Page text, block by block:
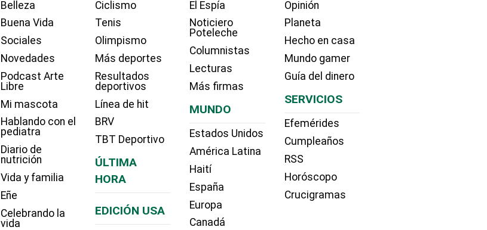
Belleza
Buena Vida
Sociales
Novedades
Podcast Arte
Libre
Mi mascota
Hablando con el
pediatra
Diario de
nutrición
Vida y familia
Eñe
Celebrando la
vida
Ciclismo
Tenis
Olimpismo
Más deportes
Resultados
deportivos
Línea de hit
BRV
TBT Deportivo
ÚLTIMA
HORA
EDICIÓN USA
El Espía
Noticiero
Poteleche
Columnistas
Lecturas
Más firmas
MUNDO
Estados Unidos
América Latina
Haití
España
Europa
Canadá
Opinión
Planeta
Hecho en casa
Mundo gamer
Guía del dinero
SERVICIOS
Efemérides
Cumpleaños
RSS
Horóscopo
Crucigramas